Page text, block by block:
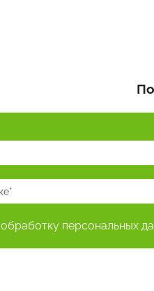
обработку персональных